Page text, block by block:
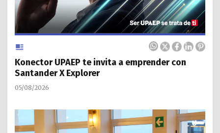
Konector UPAEP te invita a emprender con
Santander X Explorer
05/08/2026